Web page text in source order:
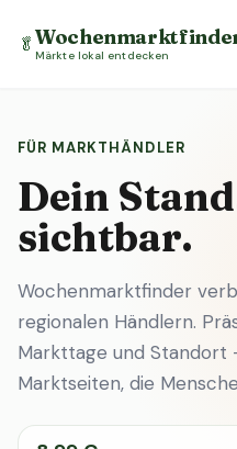
🥬 Märkte lokal entdecken
FÜR MARKTHÄNDLER
Dein
sichtbar.
Wochenmarktfinder
regionalen Händlern.
Markttage und Standort
Marktseiten, die